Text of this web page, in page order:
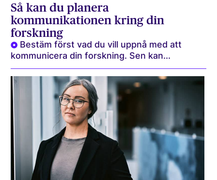
Så kan du planera
kommunikationen kring din
forskning
Bestäm först vad du vill uppnå med att
kommunicera din forskning. Sen kan...